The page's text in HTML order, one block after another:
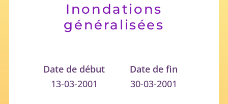
Inondations
généralisées
Date de début
13-03-2001
Date de fin
30-03-2001